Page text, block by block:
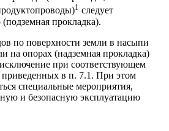
1 следует
прокладка).
по поверхности земли в насыпи
на опорах (надземная прокладка)
исключение при соответствующем
приведенных в п. 7.1. При этом
специальные мероприятия,
и безопасную эксплуатацию